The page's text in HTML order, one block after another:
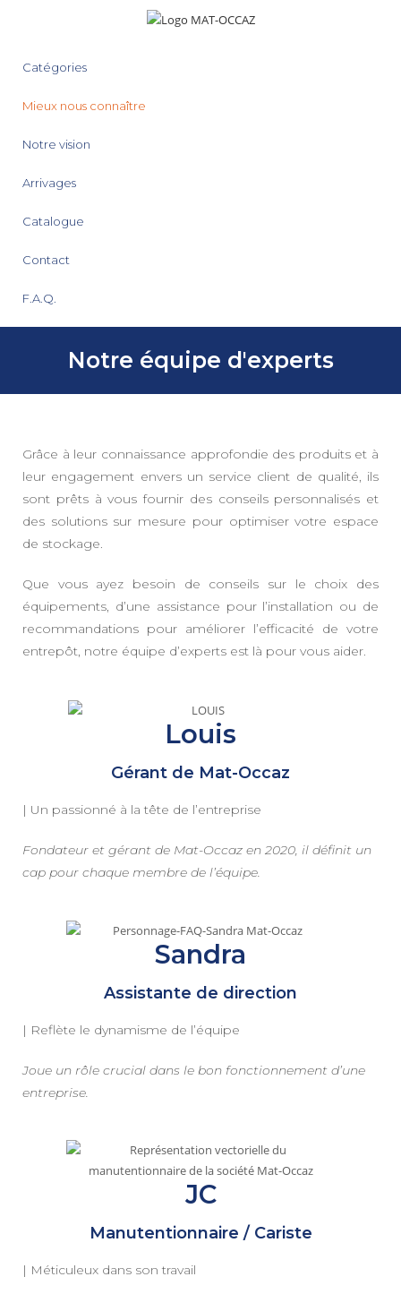
Catégories
Mieux nous connaître
Notre vision
Arrivages
Catalogue
Contact
F.A.Q.
Notre équipe d'experts
Grâce à leur connaissance approfondie des produits et à
leur engagement envers un service client de qualité, ils
sont prêts à vous fournir des conseils personnalisés et
des solutions sur mesure pour optimiser votre espace
de stockage.
Que vous ayez besoin de conseils sur le choix des
équipements, d’une assistance pour l’installation ou de
recommandations pour améliorer l’efficacité de votre
entrepôt, notre équipe d’experts est là pour vous aider.
Louis
Gérant de Mat-Occaz
| Un passionné à la tête de l’entreprise
Fondateur et gérant de Mat-Occaz en 2020, il définit un
cap pour chaque membre de l’équipe.
Sandra
Assistante de direction
| Reflète le dynamisme de l’équipe
Joue un rôle crucial dans le bon fonctionnement d’une
entreprise.
JC
Manutentionnaire / Cariste
| Méticuleux dans son travail